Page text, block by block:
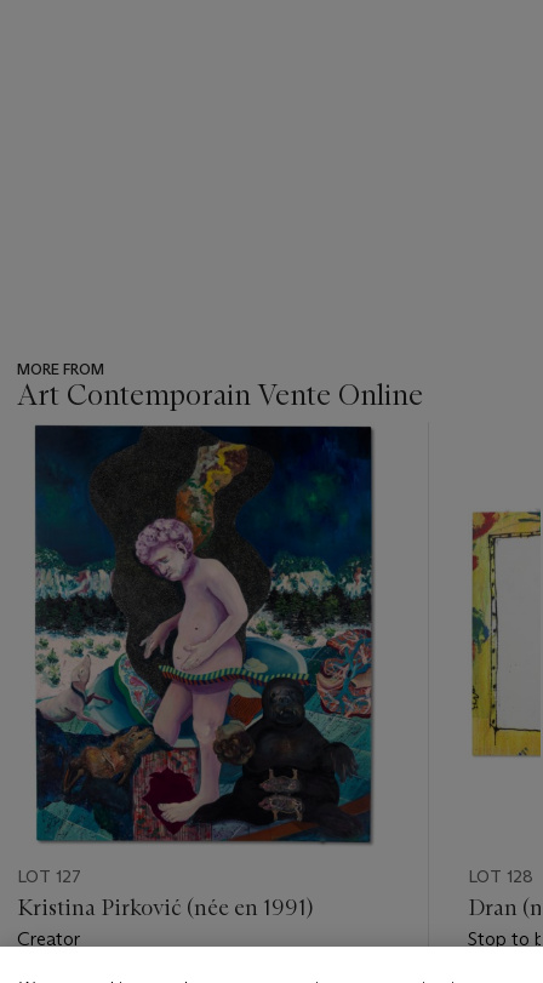
MORE FROM
Art Contemporain Vente Online
???
item_current_of_total_txt
LOT 127
Kristina Pirković (née en 1991)
Creator
LOT 128
Dran
Stop to